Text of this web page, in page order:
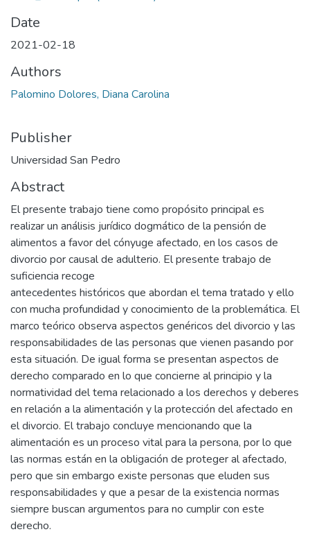
Date
2021-02-18
Authors
Palomino Dolores, Diana Carolina
Publisher
Universidad San Pedro
Abstract
El presente trabajo tiene como propósito principal es
realizar un análisis jurídico dogmático de la pensión de
alimentos a favor del cónyuge afectado, en los casos de
divorcio por causal de adulterio. El presente trabajo de
suficiencia recoge
antecedentes históricos que abordan el tema tratado y ello
con mucha profundidad y conocimiento de la problemática. El
marco teórico observa aspectos genéricos del divorcio y las
responsabilidades de las personas que vienen pasando por
esta situación. De igual forma se presentan aspectos de
derecho comparado en lo que concierne al principio y la
normatividad del tema relacionado a los derechos y deberes
en relación a la alimentación y la protección del afectado en
el divorcio. El trabajo concluye mencionando que la
alimentación es un proceso vital para la persona, por lo que
las normas están en la obligación de proteger al afectado,
pero que sin embargo existe personas que eluden sus
responsabilidades y que a pesar de la existencia normas
siempre buscan argumentos para no cumplir con este
derecho.